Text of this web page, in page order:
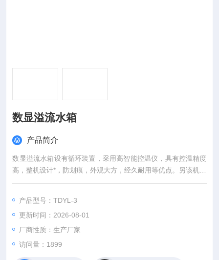
数显溢流水箱
产品简介
数显溢流水箱设有循环装置，采用高智能控温仪，具有控温精度
高，整机设计*，防划痕，外观大方，经久耐用等优点。另该机也
可用于石油、化工、医药、生物等领域或对试验样品的恒定温度
产品型号：TDYL-3
更新时间：2026-08-01
厂商性质：生产厂家
访问量：1899